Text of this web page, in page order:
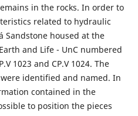
in the rocks. In order to
related to hydraulic
Sandstone housed at the
and Life - UnC numbered
1023 and CP.V 1024. The
identified and named. In
contained in the
to position the pieces